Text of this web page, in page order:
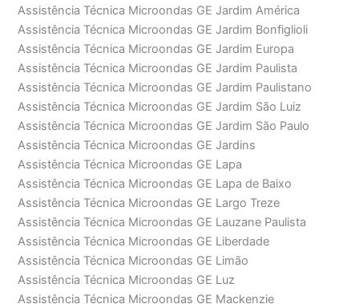
Assistência Técnica Microondas GE Jardim América
Assistência Técnica Microondas GE Jardim Bonfiglioli
Assistência Técnica Microondas GE Jardim Europa
Assistência Técnica Microondas GE Jardim Paulista
Assistência Técnica Microondas GE Jardim Paulistano
Assistência Técnica Microondas GE Jardim São Luiz
Assistência Técnica Microondas GE Jardim São Paulo
Assistência Técnica Microondas GE Jardins
Assistência Técnica Microondas GE Lapa
Assistência Técnica Microondas GE Lapa de Baixo
Assistência Técnica Microondas GE Largo Treze
Assistência Técnica Microondas GE Lauzane Paulista
Assistência Técnica Microondas GE Liberdade
Assistência Técnica Microondas GE Limão
Assistência Técnica Microondas GE Luz
Assistência Técnica Microondas GE Mackenzie